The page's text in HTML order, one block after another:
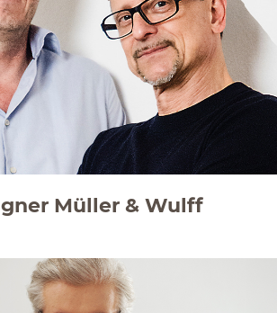
Müller & Wulff